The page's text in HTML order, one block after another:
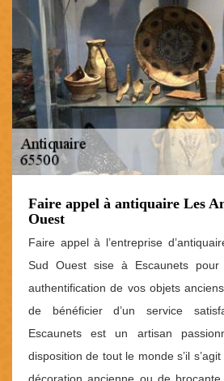
Faire appel à antiquaire Les
Ouest
Faire appel à l’entreprise
Sud Ouest sise à Escaunets
authentification de vos objets
de bénéficier d’un service
Escaunets est un artisan
disposition de tout le monde s’il s’agit